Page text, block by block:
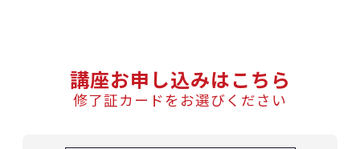
講座お申し込みはこちら
修了証カードをお選びください